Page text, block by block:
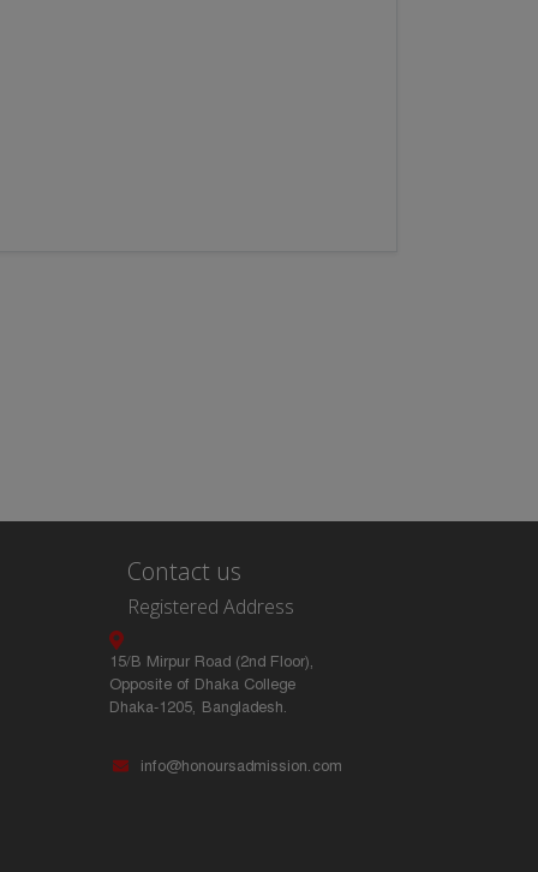
Contact us
Registered Address
15/B Mirpur Road (2nd Floor),
Opposite of Dhaka College
Dhaka-1205, Bangladesh.
info@honoursadmission.com